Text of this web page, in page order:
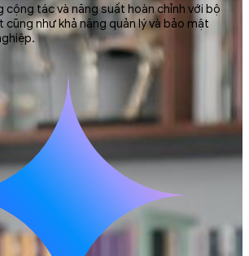
cộng tác và năng suất hoàn chỉnh với bộ
cũng như khả năng quản lý và bảo mật